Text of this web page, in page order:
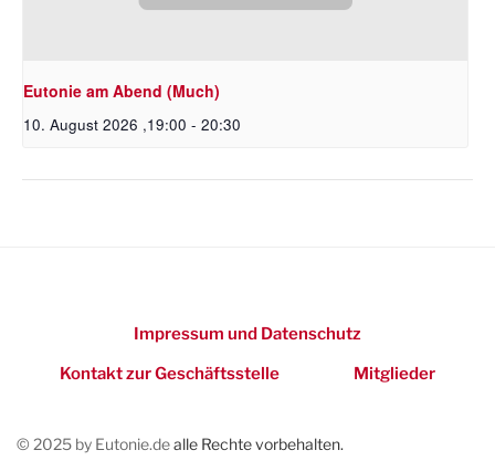
Eutonie am Abend (Much)
10. August 2026 ,19:00 - 20:30
Impressum und Datenschutz
Kontakt zur Geschäftsstelle
Mitglieder
© 2025 by Eutonie.dealle Rechte vorbehalten.